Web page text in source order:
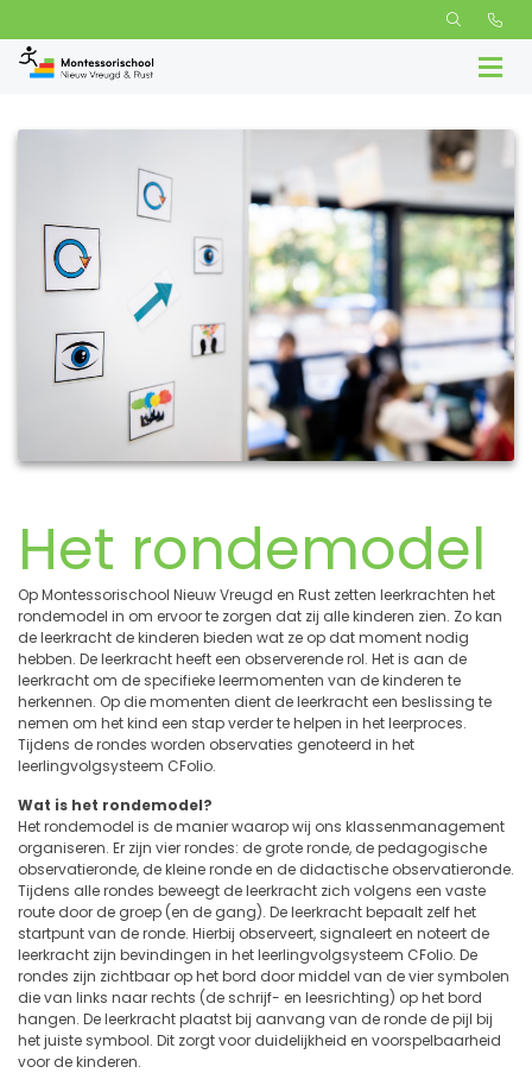
Het rondemodel
Op Montessorischool Nieuw Vreugd en Rust zetten leerkrachten het
rondemodel in om ervoor te zorgen dat zij alle kinderen zien. Zo kan
de leerkracht de kinderen bieden wat ze op dat moment nodig
hebben. De leerkracht heeft een observerende rol. Het is aan de
leerkracht om de specifieke leermomenten van de kinderen te
herkennen. Op die momenten dient de leerkracht een beslissing te
nemen om het kind een stap verder te helpen in het leerproces.
Tijdens de rondes worden observaties genoteerd in het
leerlingvolgsysteem CFolio.
Wat is het rondemodel?
Het rondemodel is de manier waarop wij ons klassenmanagement
organiseren. Er zijn vier rondes: de grote ronde, de pedagogische
observatieronde, de kleine ronde en de didactische observatieronde.
Tijdens alle rondes beweegt de leerkracht zich volgens een vaste
route door de groep (en de gang). De leerkracht bepaalt zelf het
startpunt van de ronde. Hierbij observeert, signaleert en noteert de
leerkracht zijn bevindingen in het leerlingvolgsysteem CFolio. De
rondes zijn zichtbaar op het bord door middel van de vier symbolen
die van links naar rechts (de schrijf- en leesrichting) op het bord
hangen. De leerkracht plaatst bij aanvang van de ronde de pijl bij
het juiste symbool. Dit zorgt voor duidelijkheid en voorspelbaarheid
voor de kinderen.